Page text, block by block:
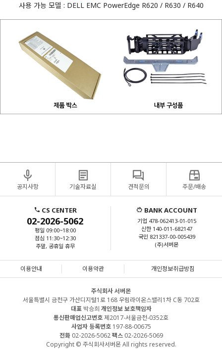
사용 가능 모델 : DELL EMC PowerEdge R620 / R630 / R640
공지사항 기술자료실 견적문의 주문/배송
CS CENTER
02-2026-5062
평일 09:00~18:00
점심 11:30~12:30
주말, 공휴일 휴무
BANK ACCOUNT
기업 478-062413-01-015
신한 140-011-682147
국민 821337-00-005439
(주)서버몬
이용안내 이용약관 개인정보취급방침
주식회사 서버몬
서울특별시 금천구 가산디지털1로 168 우림라이온스밸리1차 C동 702호
대표박승희 개인정보 보호책임자
통신판매업신고번호제2017-서울금천-0352호
사업자 등록번호197-88-00675
전화02-2026-5062팩스02-2026-5069
Copyright © 주식회사서버몬 All rights reserved.